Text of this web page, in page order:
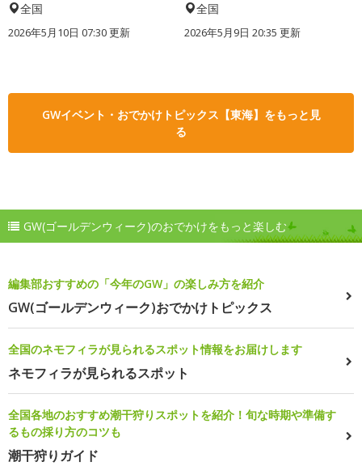
全国
2026年5月10日 07:30 更新
全国
2026年5月9日 20:35 更新
GWイベント・おでかけトピックス【東海】をもっと見
る
GW(ゴールデンウィーク)のおでかけをもっと楽しむ
編集部おすすめの「今年のGW」の楽しみ方を紹介
GW(ゴールデンウィーク)おでかけトピックス
全国のネモフィラが見られるスポット情報をお届けします
ネモフィラが見られるスポット
全国各地のおすすめ潮干狩りスポットを紹介！旬な時期や準備す
るもの採り方のコツも
潮干狩りガイド